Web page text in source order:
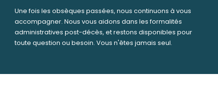
Une fois les obsèques passées, nous continuons à vous
accompagner. Nous vous aidons dans les formalités
administratives post-décès, et restons disponibles pour
toute question ou besoin. Vous n'êtes jamais seul.